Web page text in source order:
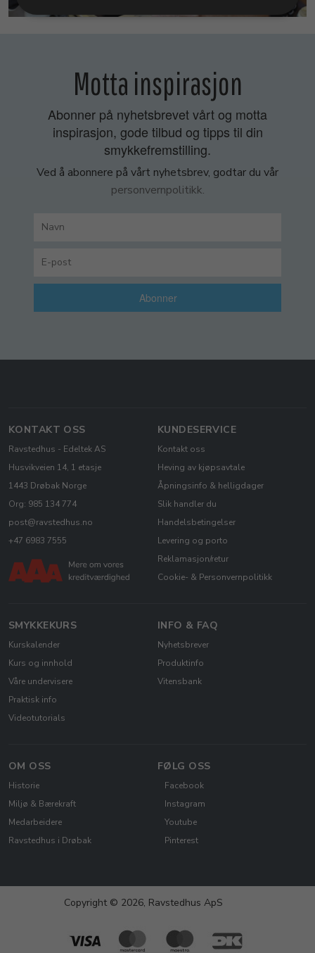
Motta inspirasjon
Abonner på nyhetsbrevet vårt og motta
inspirasjon, gode tilbud og tipps til din
smykkefremstilling.
Ved å abonnere på vårt nyhetsbrev, godtar du vår
personvernpolitikk.
Abonner
KONTAKT OSS
Ravstedhus - Edeltek AS
Husvikveien 14, 1 etasje
1443 Drøbak Norge
Org: 985 134 774
post@ravstedhus.no
+47 6983 7555
KUNDESERVICE
Kontakt oss
Heving av kjøpsavtale
Åpningsinfo & helligdager
Slik handler du
Handelsbetingelser
Levering og porto
Reklamasjon/retur
Cookie- & Personvernpolitikk
SMYKKEKURS
Kurskalender
Kurs og innhold
Våre undervisere
Praktisk info
Videotutorials
INFO & FAQ
Nyhetsbrever
Produktinfo
Vitensbank
OM OSS
Historie
Miljø & Bærekraft
Medarbeidere
Ravstedhus i Drøbak
FØLG OSS
Facebook
Instagram
Youtube
Pinterest
Copyright © 2026, Ravstedhus ApS